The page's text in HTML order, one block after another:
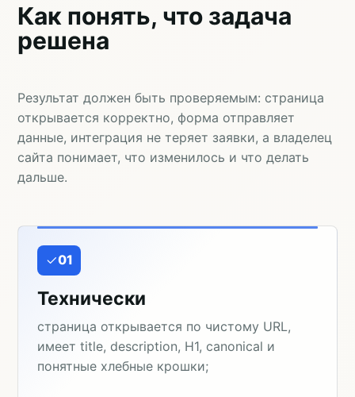
Как понять, что задача
решена
Результат должен быть проверяемым: страница
открывается корректно, форма отправляет
данные, интеграция не теряет заявки, а владелец
сайта понимает, что изменилось и что делать
дальше.
01
Технически
страница открывается по чистому URL,
имеет title, description, H1, canonical и
понятные хлебные крошки;